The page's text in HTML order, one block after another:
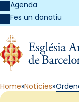
Agenda
Fes un donatiu
Home Notícies